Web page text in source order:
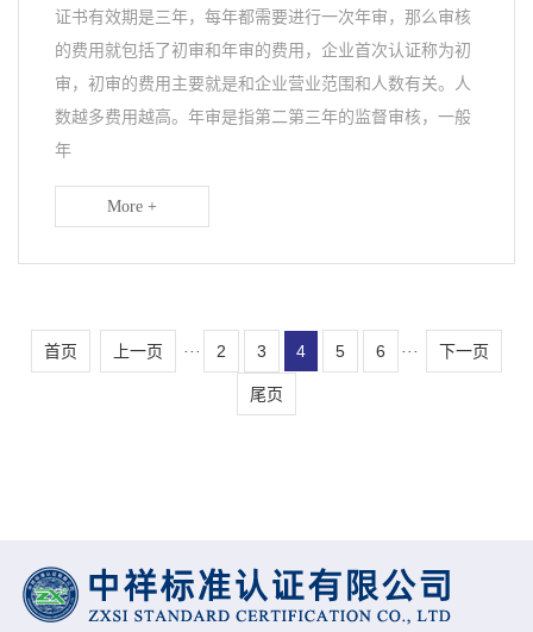
证书有效期是三年，每年都需要进行一次年审，那么审核
的费用就包括了初审和年审的费用，企业首次认证称为初
审，初审的费用主要就是和企业营业范围和人数有关。人
数越多费用越高。年审是指第二第三年的监督审核，一般
年
More +
首页 上一页 ··· 2 3 4 5 6 ··· 下一页
尾页